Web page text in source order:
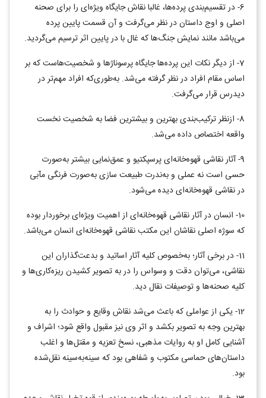
6- در تقسیم‌بندی پرده‌ها، غالبا نقاش جایگاه ویژه‌ای را برای صحنه
اصلی و اوج داستان در نظر می‌گرفت و آن قسمت پایین پرده
می‌باشد مانند نمایش جنگ‌ها که غال با در پایین اثر ترسیم می‌گردید.
7- از دیگر نکات این پرده‌ها جایگاه پرسوناژها و شخصیت‌هاست که بر
اساس مقام افراد در نظر گرفته می‌شد. به‌طوری‌که افراد مهم‌تر در
دیدرس قرار می‌گرفت.
8- ازنظر ترکیب‌بندی بهترین و بیشترین فضا به شخصیت نخست
واقعه اختصاص داده می‌شد.
9- آثار نقاشی قهوه‌خانه‌ای پرسپکتیو و عمق‌نمایی بیشتر به‌صورت
حسی است نه عملی و به‌ندرت طبیعت سازی به‌صورت فرنگی مآبی
در نقاشی قهوه‌خانه‌ای دیده می‌شود.
10- انسان در آثار نقاشی قهوه‌خانه‌ای از اهمیت ویژه‌ای برخوردار بوده
که سوژه اصلی نقاشان این مکتب نقاشی قهوه‌خانه‌ای انسان می‌باشد.
11- در برخی آثار؛ به‌خصوص کلیه آثار اساتید و بدعت‌گذاران این
نقاشی، می‌توان دقت و وسواس را در به تصویر کشیدن ریزه‌کاری‌ها و
کلیه صحنه‌ها و توصیفات نقال دید.
12- یکی از عواملی که باعث می‌شد نقاش وقایع و حوادث را به
بهترین وجه به تصویر بکشد و اثر وی نیز مقبول واقع شود؛ اشراف و
آشنایی کامل او به روایات مذهبی، نسخ تعزیه و مقتل‌ها و اغلب
داستان‌های حماسی مکتوب و شفاهی بود که سینه‌به‌سینه نقل‌شده
بود.